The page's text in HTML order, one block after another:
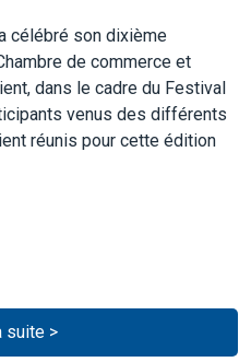
célébré son dixième
de commerce et
dans le cadre du Festival
venus des différents
réunis pour cette édition
suite >